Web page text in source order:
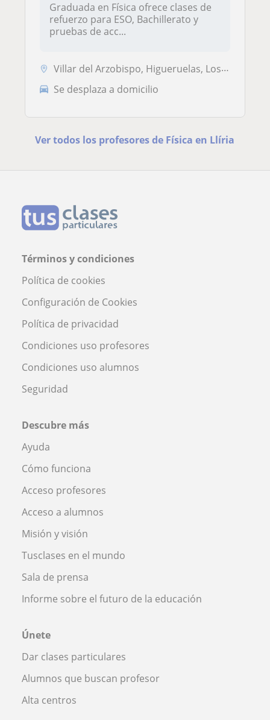
Graduada en Física ofrece clases de
refuerzo para ESO, Bachillerato y
pruebas de acc...
Villar del Arzobispo, Higueruelas, Losa del Obispo, Casinos, Domeño, L...
Se desplaza a domicilio
Ver todos los profesores de Física en Llíria
Términos y condiciones
Política de cookies
Configuración de Cookies
Política de privacidad
Condiciones uso profesores
Condiciones uso alumnos
Seguridad
Descubre más
Ayuda
Cómo funciona
Acceso profesores
Acceso a alumnos
Misión y visión
Tusclases en el mundo
Sala de prensa
Informe sobre el futuro de la educación
Únete
Dar clases particulares
Alumnos que buscan profesor
Alta centros